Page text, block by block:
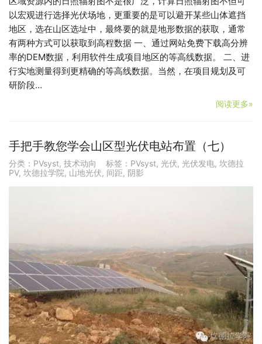
以宏观进行选择光伏场地，更重要的是可以避开某些山体遮挡
地区，选在山区选址中，最终要的就是地形数据的获取，通常
有两种方式可以获取到高程数据 一、通过网站免费下载高分辨
率的DEM数据，利用软件生成项目地区的等高线数据。 二、进
行实地测量得到更精确的等高线数据。当然，在项目规划及可
研阶段…
阅读更多»
手把手教您学会山区型光伏电站布置（七）
分类： PVsyst, 技术动向 标签： PVsyst, 光伏, 光伏发电, 坎德拉
PV, 坎德拉学院, 山地光伏, 间距, 阴影